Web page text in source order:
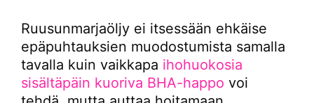
Ruusunmarjaöljy ei itsessään ehkäise
epäpuhtauksien muodostumista samalla
tavalla kuin vaikkapa ihohuokosia
sisältäpäin kuoriva BHA-happo voi